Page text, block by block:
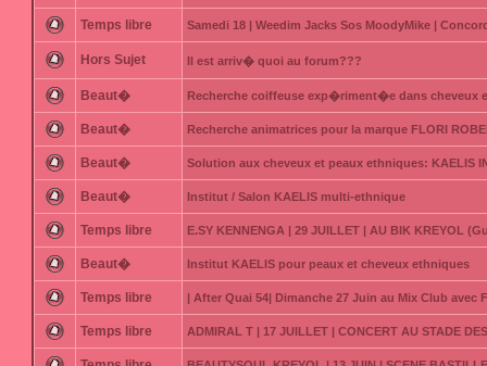
Temps libre Samedi 18 | Weedim Jacks Sos MoodyMike |
Hors Sujet Il est arriv� quoi au forum???
Beaut� Recherche coiffeuse exp�riment�e dans cheveux
Beaut� Recherche animatrices pour la marque FLORI
Beaut� Solution aux cheveux et peaux ethniques: KAELIS
Beaut� Institut / Salon KAELIS multi-ethnique
Temps libre E.SY KENNENGA | 29 JUILLET | AU BIK KREYOL
Beaut� Institut KAELIS pour peaux et cheveux ethniques
Temps libre | After Quai 54| Dimanche 27 Juin au Mix Club avec
Temps libre ADMIRAL T | 17 JUILLET | CONCERT AU STADE